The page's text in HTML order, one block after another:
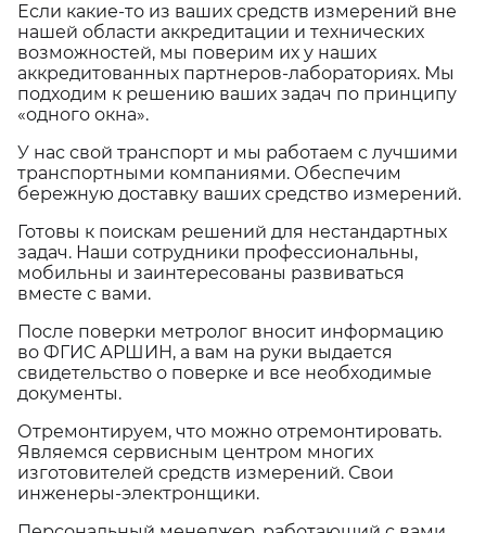
Если какие-то из ваших средств измерений вне
нашей области аккредитации и технических
возможностей, мы поверим их у наших
аккредитованных партнеров-лабораториях. Мы
подходим к решению ваших задач по принципу
«одного окна».
У нас свой транспорт и мы работаем с лучшими
транспортными компаниями. Обеспечим
бережную доставку ваших средство измерений.
Готовы к поискам решений для нестандартных
задач. Наши сотрудники профессиональны,
мобильны и заинтересованы развиваться
вместе с вами.
После поверки метролог вносит информацию
во ФГИС АРШИН, а вам на руки выдается
свидетельство о поверке и все необходимые
документы.
Отремонтируем, что можно отремонтировать.
Являемся сервисным центром многих
изготовителей средств измерений. Свои
инженеры-электронщики.